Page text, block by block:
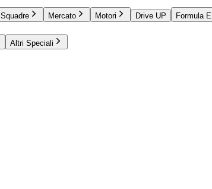
Squadre Mercato Motori Drive UP Formula E
Altri Speciali